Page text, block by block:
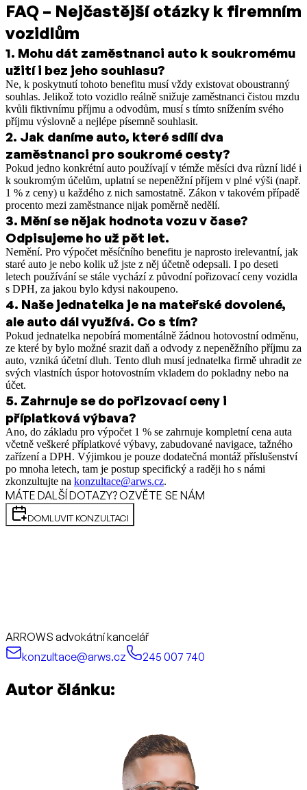
FAQ – Nejčastější otázky k firemním
vozidlům
1. Mohu dát zaměstnanci auto k soukromému
užití i bez jeho souhlasu?
Ne, k poskytnutí tohoto benefitu musí vždy existovat oboustranný
souhlas. Jelikož toto vozidlo reálně snižuje zaměstnanci čistou mzdu
kvůli fiktivnímu příjmu a odvodům, musí s tímto snížením svého
příjmu výslovně a nejlépe písemně souhlasit.
2. Jak daníme auto, které sdílí dva
zaměstnanci pro soukromé cesty?
Pokud jedno konkrétní auto používají v témže měsíci dva různí lidé i
k soukromým účelům, uplatní se nepeněžní příjem v plné výši (např.
1 % z ceny) u každého z nich samostatně. Zákon v takovém případě
procento mezi zaměstnance nijak poměrně nedělí.
3. Mění se nějak hodnota vozu v čase?
Odpisujeme ho už pět let.
Nemění. Pro výpočet měsíčního benefitu je naprosto irelevantní, jak
staré auto je nebo kolik už jste z něj účetně odepsali. I po deseti
letech používání se stále vychází z původní pořizovací ceny vozidla
s DPH, za jakou bylo kdysi nakoupeno.
4. Naše jednatelka je na mateřské dovolené,
ale auto dál využívá. Co s tím?
Pokud jednatelka nepobírá momentálně žádnou hotovostní odměnu,
ze které by bylo možné srazit daň a odvody z nepeněžního příjmu za
auto, vzniká účetní dluh. Tento dluh musí jednatelka firmě uhradit ze
svých vlastních úspor hotovostním vkladem do pokladny nebo na
účet.
5. Zahrnuje se do pořizovací ceny i
příplatková výbava?
Ano, do základu pro výpočet 1 % se zahrnuje kompletní cena auta
včetně veškeré příplatkové výbavy, zabudované navigace, tažného
zařízení a DPH. Výjimkou je pouze dodatečná montáž příslušenství
po mnoha letech, tam je postup specifický a raději ho s námi
zkonzultujte na konzultace@arws.cz.
MÁTE DALŠÍ DOTAZY? OZVĚTE SE NÁM
DOMLUVIT KONZULTACI
ARROWS advokátní kancelář
konzultace@arws.cz
245 007 740
Autor článku: